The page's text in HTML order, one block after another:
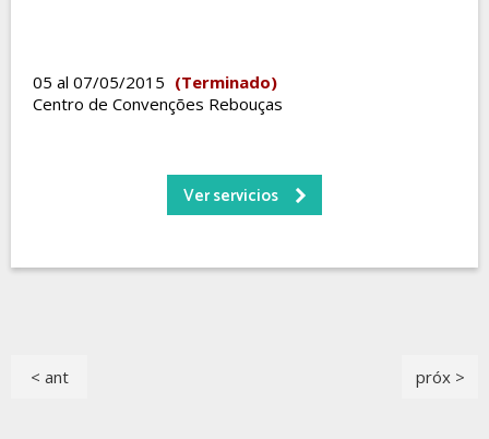
05 al 07/05/2015 (Terminado)
Centro de Convenções Rebouças
Ver servicios
< ant próx >